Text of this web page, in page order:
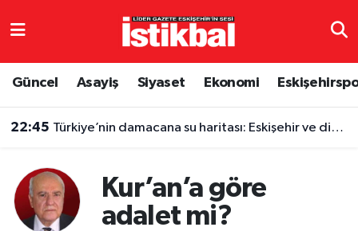
Güncel Asayiş Siyaset Ekonomi
22:45 Türkiye’nin damacana su haritası: Eskişehir ve diğer illerde fiyatlar ne kadar?
Kur’an’a göre
adalet mi?
Eskişehirspor
Siyaset
Spor
Eskişehir Nöbetçi Eczaneler
Eskişehir Trafik Yoğunluk Haritası
TFF 3.Lig 4.Grup Puan Durumu ve Fikstür